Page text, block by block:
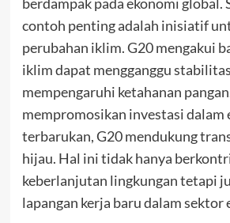
contoh penting adalah inisiatif
perubahan iklim. G20 mengakui
iklim dapat mengganggu
mempengaruhi ketahanan
mempromosikan investasi dalam
terbarukan, G20 mendukung
hijau. Hal ini tidak hanya
keberlanjutan lingkungan tetapi
lapangan kerja baru dalam sektor